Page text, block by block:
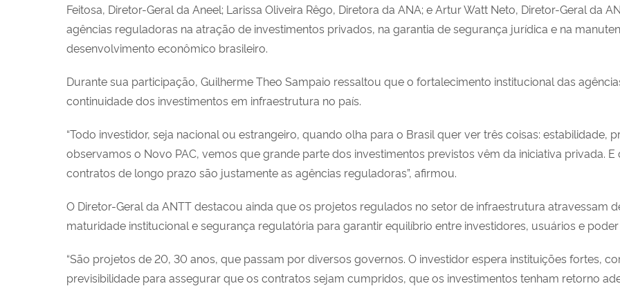
Feitosa, Diretor-Geral da Aneel; Larissa Oliveira Rêgo, Diretora da ANA; e Artur Watt Neto, Diretor-Geral da
agências reguladoras na atração de investimentos privados, na garantia de segurança jurídica e na
desenvolvimento econômico brasileiro.
Durante sua participação, Guilherme Theo Sampaio ressaltou que o fortalecimento institucional das
continuidade dos investimentos em infraestrutura no país.
“Todo investidor, seja nacional ou estrangeiro, quando olha para o Brasil quer ver três coisas: estabilidade,
observamos o Novo PAC, vemos que grande parte dos investimentos previstos vêm da iniciativa privada.
contratos de longo prazo são justamente as agências reguladoras”, afirmou.
O Diretor-Geral da ANTT destacou ainda que os projetos regulados no setor de infraestrutura atravessam
maturidade institucional e segurança regulatória para garantir equilíbrio entre investidores, usuários e
“São projetos de 20, 30 anos, que passam por diversos governos. O investidor espera instituições fortes,
previsibilidade para assegurar que os contratos sejam cumpridos, que os investimentos tenham retorno